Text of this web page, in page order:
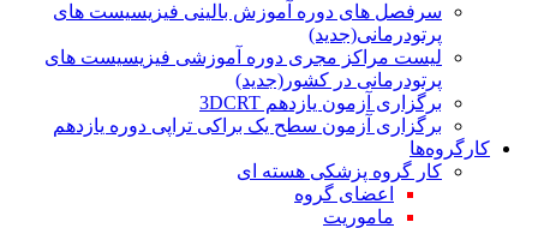
سرفصل های دوره آموزش بالینی فیزیسیست های
پرتودرمانی(جدید)
لیست مراکز مجری دوره آموزشی فیزیسیست های
پرتودرمانی در کشور(جدید)
برگزاری آزمون یازدهم 3DCRT
برگزاری آزمون سطح یک براکی تراپی دوره یازدهم
کارگروه‌ها
کار گروه پزشکی هسته ای
اعضای گروه
ماموریت